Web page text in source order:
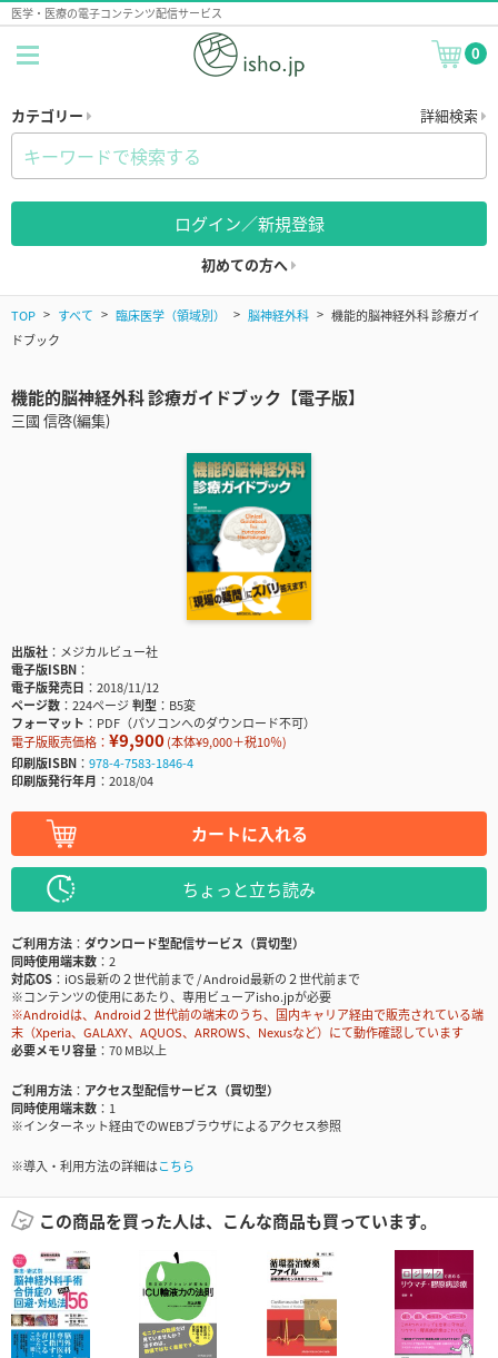
医学・医療の電子コンテンツ配信サービス
0
カテゴリー 詳細検索
ログイン／新規登録
初めての方へ
TOP すべて 臨床医学（領域別） 脳神経外科
機能的脳神経外科 診療ガイ
ドブック
機能的脳神経外科 診療ガイドブック【電子版】
三國 信啓(編集)
出版社
メジカルビュー社
電子版ISBN
電子版発売日
2018/11/12
ページ数
224ページ判型
B5変
フォーマット
PDF（パソコンへのダウンロード不可）
電子版販売価格： ¥9,900(本体¥9,000＋税10％)
印刷版ISBN
978-4-7583-1846-4
印刷版発行年月
2018/04
カートに入れる
ちょっと立ち読み
ご利用方法
ダウンロード型配信サービス（買切型）
同時使用端末数
2
対応OS
iOS最新の２世代前まで / Android最新の２世代前まで
※コンテンツの使用にあたり、専用ビューアisho.jpが必要
※Androidは、Android２世代前の端末のうち、国内キャリア経由で販売されている端
末（Xperia、GALAXY、AQUOS、ARROWS、Nexusなど）にて動作確認しています
必要メモリ容量
70 MB以上
ご利用方法
アクセス型配信サービス（買切型）
同時使用端末数
1
※インターネット経由でのWEBブラウザによるアクセス参照
※導入・利用方法の詳細はこちら
この商品を買った人は、こんな商品も買っています。